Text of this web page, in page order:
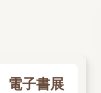
電子書展